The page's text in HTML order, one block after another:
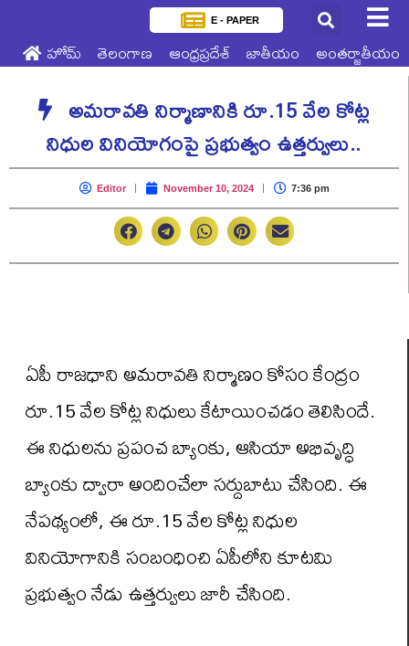
E - PAPER
హోమ్ తెలంగాణ ఆంధ్రప్రదేశ్ జాతీయం అంతర్జాతీయం
అమరావతి నిర్మాణానికి రూ.15 వేల కోట్ల
నిధుల వినియోగంపై ప్రభుత్వం ఉత్తర్వులు..
Editor November 10, 2024 7:36 pm
ఏపీ రాజధాని అమరావతి నిర్మాణం కోసం కేంద్రం
రూ.15 వేల కోట్ల నిధులు కేటాయించడం తెలిసిందే.
ఈ నిధులను ప్రపంచ బ్యాంకు, ఆసియా అభివృద్ధి
బ్యాంకు ద్వారా అందించేలా సర్దుబాటు చేసింది. ఈ
నేపథ్యంలో, ఈ రూ.15 వేల కోట్ల నిధుల
వినియోగానికి సంబంధించి ఏపీలోని కూటమి
ప్రభుత్వం నేడు ఉత్తర్వులు జారీ చేసింది.